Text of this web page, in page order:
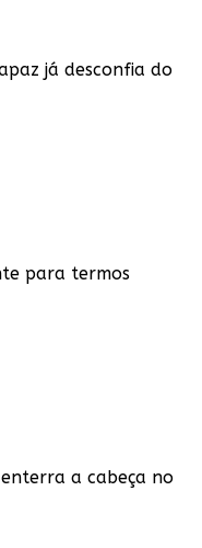
já desconfia do
para termos
a cabeça no